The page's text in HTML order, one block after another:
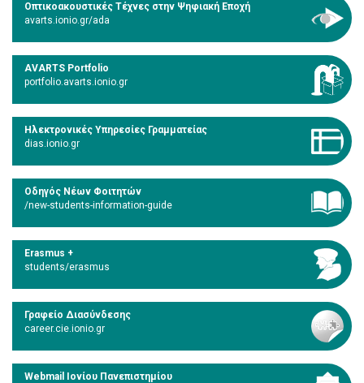
Οπτικοακουστικές Τέχνες στην Ψηφιακή Εποχή
avarts.ionio.gr/ada
AVARTS Portfolio
portfolio.avarts.ionio.gr
Ηλεκτρονικές Υπηρεσίες Γραμματείας
dias.ionio.gr
Οδηγός Νέων Φοιτητών
/new-students-information-guide
Erasmus +
students/erasmus
Γραφείο Διασύνδεσης
career.cie.ionio.gr
Webmail Ιονίου Πανεπιστημίου